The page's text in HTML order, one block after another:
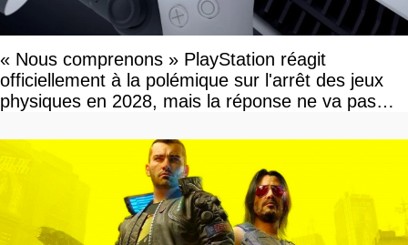
« Nous comprenons » PlayStation réagit
officiellement à la polémique sur l'arrêt des jeux
physiques en 2028, mais la réponse ne va pas